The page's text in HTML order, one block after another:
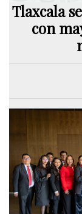
Tlaxcala
con